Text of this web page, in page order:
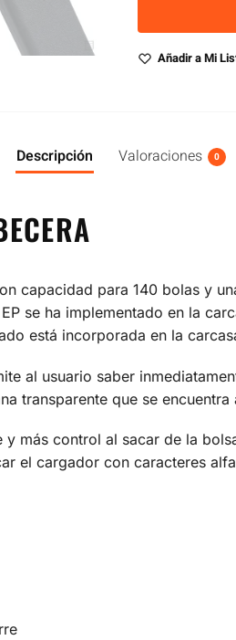
Añadir a Mi
Descripción Valoraciones 0
capacidad para 140 bolas y
se ha implementado en la
está incorporada en la
al usuario saber
transparente que se
más control al sacar de la
el cargador con caracteres